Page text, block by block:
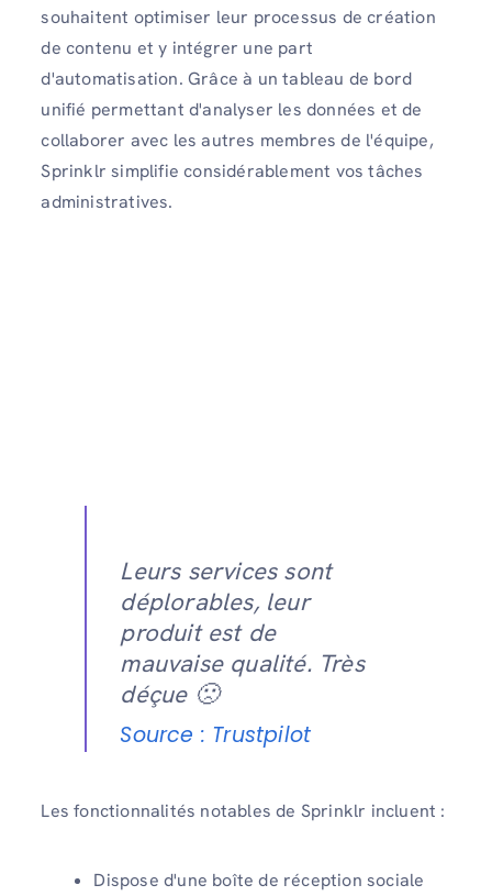
souhaitent optimiser leur processus de création
de contenu et y intégrer une part
d'automatisation. Grâce à un tableau de bord
unifié permettant d'analyser les données et de
collaborer avec les autres membres de l'équipe,
Sprinklr simplifie considérablement vos tâches
administratives.
Leurs services sont
déplorables, leur
produit est de
mauvaise qualité. Très
déçue 🙁
Source : Trustpilot
Les fonctionnalités notables de Sprinklr incluent :
Dispose d'une boîte de réception sociale